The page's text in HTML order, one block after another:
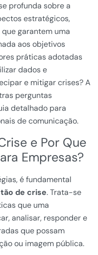
profunda sobre a
estratégicos,
garantem uma
aos objetivos
práticas adotadas
dados e
e mitigar crises? A
perguntas
detalhado para
de comunicação.
e Por Que
Empresas?
é fundamental
de crise. Trata-se
que uma
analisar, responder e
que possam
ou imagem pública.